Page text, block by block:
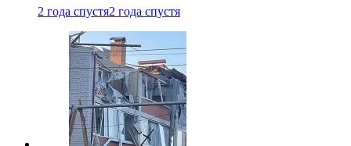
2 года спустя2 года спустя